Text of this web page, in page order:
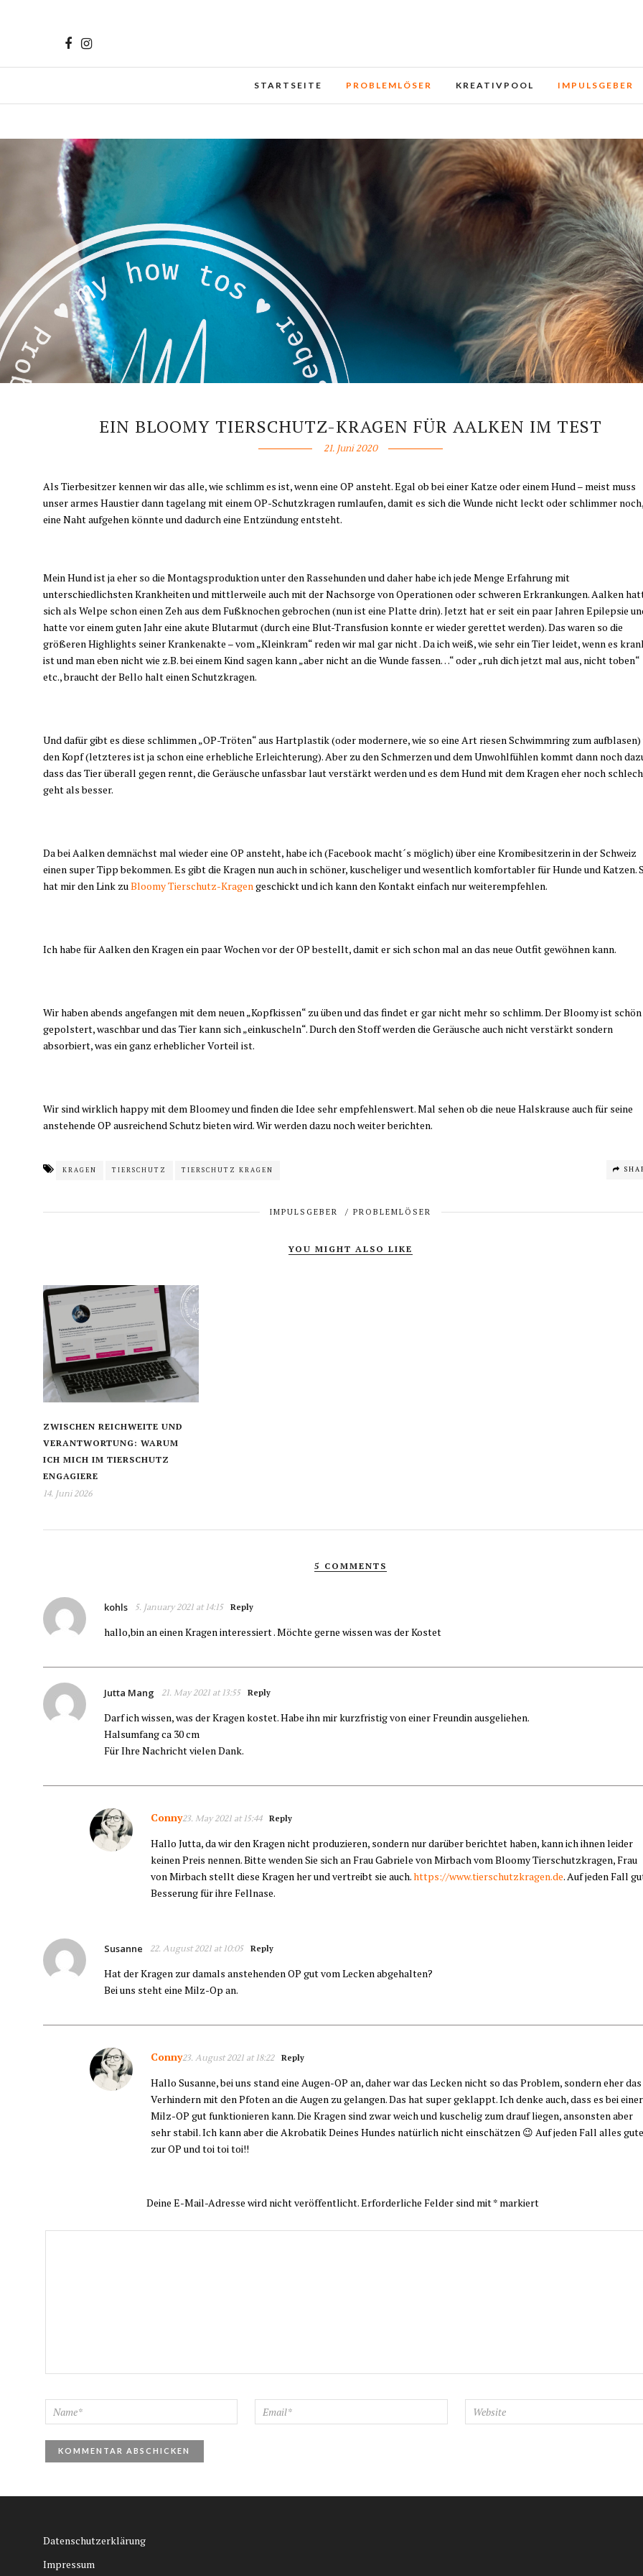
Mehr erfahren
STARTSEITE PROBLEMLÖSER KREATIVPOOL IMPULSGEBER
EIN BLOOMY TIERSCHUTZ-KRAGEN FÜR AALKEN IM TEST
21. Juni 2020
Als Tierbesitzer kennen wir das alle, wie schlimm es ist, wenn eine OP ansteht. Egal ob bei einer Katze oder einem Hund – meist muss
unser armes Haustier dann tagelang mit einem OP-Schutzkragen rumlaufen, damit es sich die Wunde nicht leckt oder schlimmer noch,
eine Naht aufgehen könnte und dadurch eine Entzündung entsteht.
Mein Hund ist ja eher so die Montagsproduktion unter den Rassehunden und daher habe ich jede Menge Erfahrung mit
unterschiedlichsten Krankheiten und mittlerweile auch mit der Nachsorge von Operationen oder schweren Erkrankungen. Aalken
sich als Welpe schon einen Zeh aus dem Fußknochen gebrochen (nun ist eine Platte drin). Jetzt hat er seit ein paar Jahren Epilepsie
hatte vor einem guten Jahr eine akute Blutarmut (durch eine Blut-Transfusion konnte er wieder gerettet werden). Das waren so die
größeren Highlights seiner Krankenakte – vom „Kleinkram“ reden wir mal gar nicht . Da ich weiß, wie sehr ein Tier leidet, wenn es
ist und man eben nicht wie z.B. bei einem Kind sagen kann „aber nicht an die Wunde fassen…“ oder „ruh dich jetzt mal aus, nicht toben“
etc., braucht der Bello halt einen Schutzkragen.
Und dafür gibt es diese schlimmen „OP-Tröten“ aus Hartplastik (oder modernere, wie so eine Art riesen Schwimmring zum aufblasen)
den Kopf (letzteres ist ja schon eine erhebliche Erleichterung). Aber zu den Schmerzen und dem Unwohlfühlen kommt dann noch
dass das Tier überall gegen rennt, die Geräusche unfassbar laut verstärkt werden und es dem Hund mit dem Kragen eher noch
geht als besser.
Da bei Aalken demnächst mal wieder eine OP ansteht, habe ich (Facebook macht´s möglich) über eine Kromibesitzerin in der Schweiz
einen super Tipp bekommen. Es gibt die Kragen nun auch in schöner, kuscheliger und wesentlich komfortabler für Hunde und Katzen.
hat mir den Link zuBloomy Tierschutz-Kragengeschickt und ich kann den Kontakt einfach nur weiterempfehlen.
Ich habe für Aalken den Kragen ein paar Wochen vor der OP bestellt, damit er sich schon mal an das neue Outfit gewöhnen kann.
Wir haben abends angefangen mit dem neuen „Kopfkissen“ zu üben und das findet er gar nicht mehr so schlimm. Der Bloomy ist schön
gepolstert, waschbar und das Tier kann sich „einkuscheln“. Durch den Stoff werden die Geräusche auch nicht verstärkt sondern
absorbiert, was ein ganz erheblicher Vorteil ist.
Wir sind wirklich happy mit dem Bloomey und finden die Idee sehr empfehlenswert. Mal sehen ob die neue Halskrause auch für seine
anstehende OP ausreichend Schutz bieten wird. Wir werden dazu noch weiter berichten.
KRAGEN TIERSCHUTZ TIERSCHUTZ KRAGEN
IMPULSGEBER /PROBLEMLÖSER
YOU MIGHT ALSO LIKE
ZWISCHEN REICHWEITE UND
VERANTWORTUNG: WARUM
ICH MICH IM TIERSCHUTZ
ENGAGIERE
14. Juni 2026
5 COMMENTS
kohls 5. January 2021 at 14:15 Reply
hallo,bin an einen Kragen interessiert . Möchte gerne wissen was der Kostet
Jutta Mang 21. May 2021 at 13:55 Reply
Darf ich wissen, was der Kragen kostet. Habe ihn mir kurzfristig von einer Freundin ausgeliehen.
Halsumfang ca 30 cm
Für Ihre Nachricht vielen Dank.
Conny23. May 2021 at 15:44 Reply
Hallo Jutta, da wir den Kragen nicht produzieren, sondern nur darüber berichtet haben, kann ich ihnen leider
keinen Preis nennen. Bitte wenden Sie sich an Frau Gabriele von Mirbach vom Bloomy Tierschutzkragen, Frau
von Mirbach stellt diese Kragen her und vertreibt sie auch.https://www.tierschutzkragen.de. Auf jeden Fall
Besserung für ihre Fellnase.
Susanne 22. August 2021 at 10:05 Reply
Hat der Kragen zur damals anstehenden OP gut vom Lecken abgehalten?
Bei uns steht eine Milz-Op an.
Conny23. August 2021 at 18:22 Reply
Hallo Susanne, bei uns stand eine Augen-OP an, daher war das Lecken nicht so das Problem, sondern eher das
Verhindern mit den Pfoten an die Augen zu gelangen. Das hat super geklappt. Ich denke auch, dass es bei einer
Milz-OP gut funktionieren kann. Die Kragen sind zwar weich und kuschelig zum drauf liegen, ansonsten aber
sehr stabil. Ich kann aber die Akrobatik Deines Hundes natürlich nicht einschätzen 😉 Auf jeden Fall alles gute
zur OP und toi toi toi!!
Deine E-Mail-Adresse wird nicht veröffentlicht.Erforderliche Felder sind mit* markiert
Datenschutzerklärung
Impressum